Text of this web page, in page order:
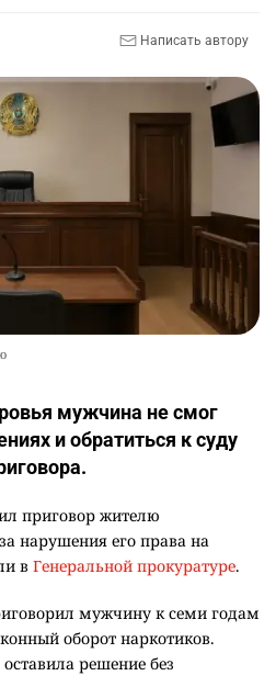
Написать автору
мужчина не смог
и обратиться к суду
приговор жителю
нарушения его права на
в Генеральной прокуратуре.
мужчину к семи годам
оборот наркотиков.
решение без